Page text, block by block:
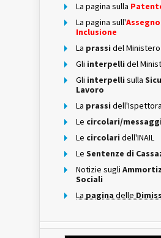
La pagina sulla
La pagina sull'
Inclusione
La prassi del
Gli interpelli del
Gli interpelli sulla
Lavoro
La prassi
Le circolari/messaggi
Le circolari dell'INAIL
Le Sentenze di
Notizie sugli
Sociali
La pagina delle